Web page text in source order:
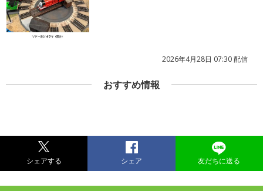
2026年4月28日 07:30 配信
おすすめ情報
シェアする シェア 友だちに送る